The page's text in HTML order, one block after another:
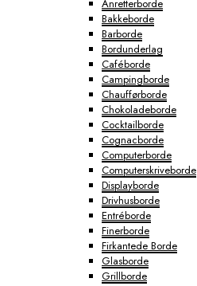
Anretterborde
Bakkeborde
Barborde
Bordunderlag
Caféborde
Campingborde
Chaufførborde
Chokoladeborde
Cocktailborde
Cognacborde
Computerborde
Computerskriveborde
Displayborde
Drivhusborde
Entréborde
Finerborde
Firkantede Borde
Glasborde
Grillborde